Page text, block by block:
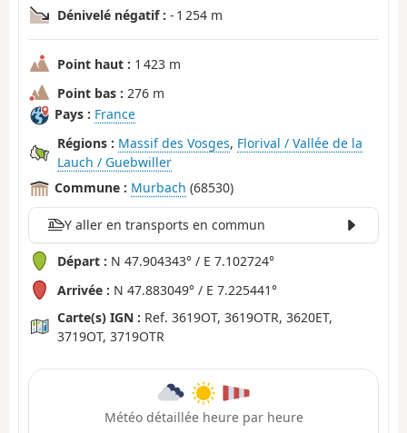
Dénivelé négatif : - 1 254 m
Point haut : 1 423 m
Point bas : 276 m
Pays : France
Régions : Massif des Vosges, Florival / Vallée de la
Lauch / Guebwiller
Commune : Murbach (68530)
Y aller en transports en commun
Départ : N 47.904343° / E 7.102724°
Arrivée : N 47.883049° / E 7.225441°
Carte(s) IGN : Ref. 3619OT, 3619OTR, 3620ET,
3719OT, 3719OTR
Météo détaillée heure par heure